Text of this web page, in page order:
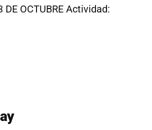
OCTUBRE Actividad: